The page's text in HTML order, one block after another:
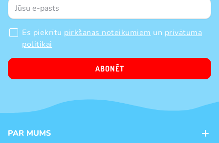
Es piekrītu pirkšanas noteikumiem un privātuma
politikai
ABONĒT
PAR MUMS